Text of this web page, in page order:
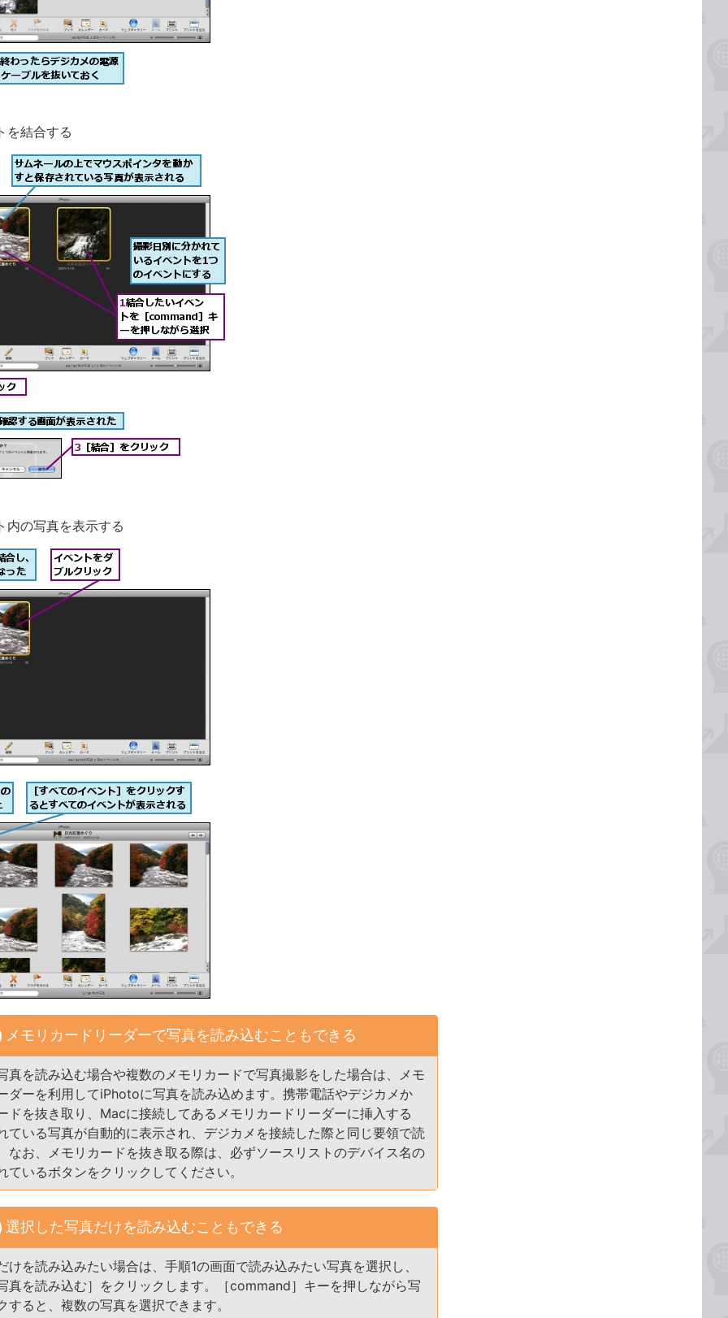
を結合する
内の写真を表示する
メモリカードリーダーで写真を読み込むこともできる
真を読み込む場合や複数のメモリカードで写真撮影をした場合は、メモ
ダーを利用してiPhotoに写真を読み込めます。携帯電話やデジカメか
ドを抜き取り、Macに接続してあるメモリカードリーダーに挿入する
ている写真が自動的に表示され、デジカメを接続した際と同じ要領で読
なお、メモリカードを抜き取る際は、必ずソースリストのデバイス名の
ているボタンをクリックしてください。
選択した写真だけを読み込むこともできる
けを読み込みたい場合は、手順1の画面で読み込みたい写真を選択し、
真を読み込む］をクリックします。［command］キーを押しながら写
すると、複数の写真を選択できます。